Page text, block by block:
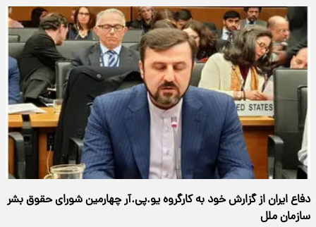
دفاع ایران از گزارش خود به کارگروه یو.پی.آر چهارمین شورای حقوق بشر
سازمان ملل